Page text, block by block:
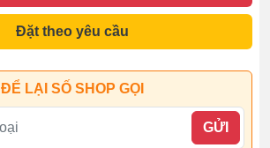
Đặt theo yêu cầu
ĐỂ LẠI SỐ SHOP GỌI
GỬI